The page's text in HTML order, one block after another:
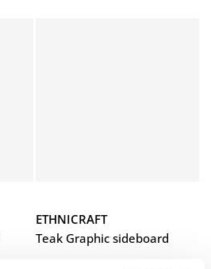
ETHNICRAFT
Teak Graphic sideboard